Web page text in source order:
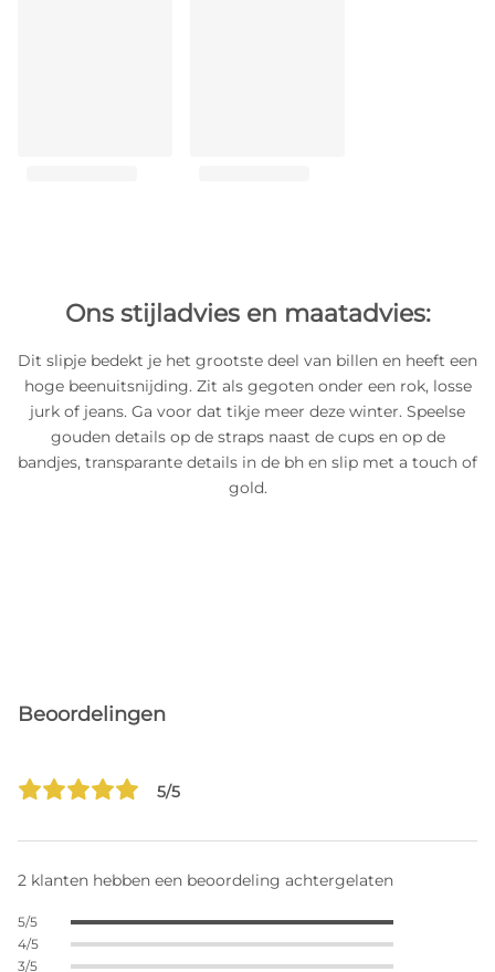
Ons stijladvies en maatadvies:
Dit slipje bedekt je het grootste deel van billen en heeft een
hoge beenuitsnijding. Zit als gegoten onder een rok, losse
jurk of jeans. Ga voor dat tikje meer deze winter. Speelse
gouden details op de straps naast de cups en op de
bandjes, transparante details in de bh en slip met a touch of
gold.
Beoordelingen
5/5
2 klanten hebben een beoordeling achtergelaten
5/5
4/5
3/5